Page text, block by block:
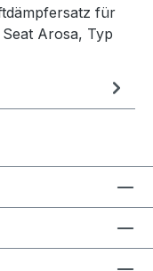
für
Arosa, Typ